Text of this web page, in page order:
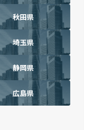
秋田県
埼玉県
静岡県
広島県